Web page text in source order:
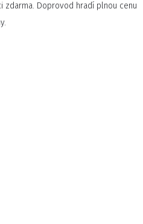
zdarma. Doprovod hradí plnou cenu